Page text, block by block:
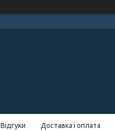
Відгуки Доставка і оплата